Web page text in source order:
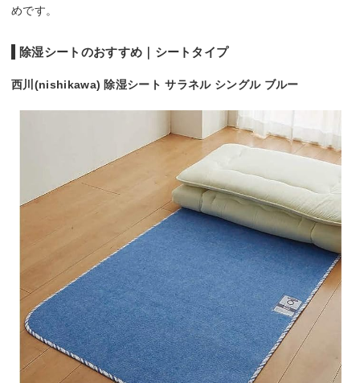
めです。
除湿シートのおすすめ｜シートタイプ
西川(nishikawa) 除湿シート サラネル シングル ブルー